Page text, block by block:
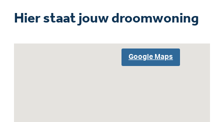
Hier staat jouw droomwoning
Google Maps